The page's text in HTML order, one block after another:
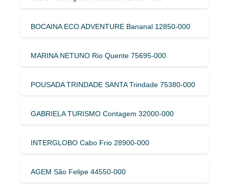
BOCAINA ECO ADVENTURE Bananal 12850-000
MARINA NETUNO Rio Quente 75695-000
POUSADA TRINDADE SANTA Trindade 75380-000
GABRIELA TURISMO Contagem 32000-000
INTERGLOBO Cabo Frio 28900-000
AGEM São Felipe 44550-000